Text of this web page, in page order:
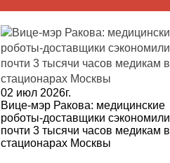
02 июл 2026г.
Вице-мэр Ракова: медицинские
роботы-доставщики сэкономили
почти 3 тысячи часов медикам в
стационарах Москвы